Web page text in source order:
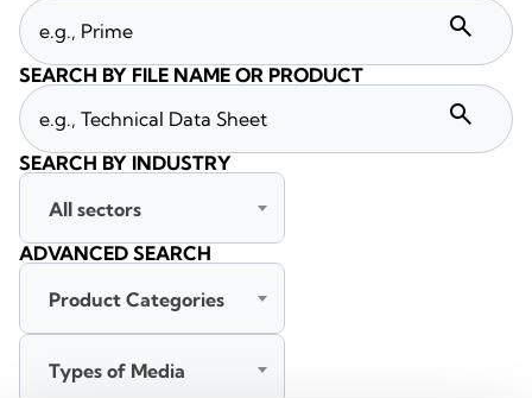
search
SEARCH BY FILE NAME OR PRODUCT
search
SEARCH BY INDUSTRY
All sectors
ADVANCED SEARCH
Product Categories
Types of Media